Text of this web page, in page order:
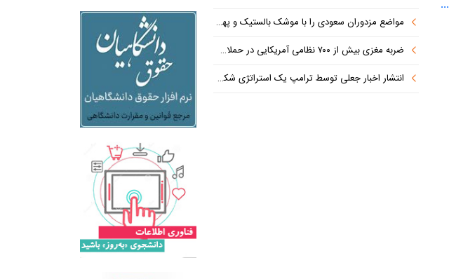
آیا سهمیه اعضای شورای شهر تهران برای جذب 2 نفر بدون در نظر گرفتن مدرک و سابقه کار همانند یک دختر دهه هشتادی را درست می‌دانید؟
مواضع مزدوران سعودی را با موشک بالستیک و پهپاد در هم شکستیم
ضربه مغزی بیش از ۷۰۰ نظامی آمریکایی در حملات ایران
انتشار اخبار جعلی توسط ترامپ یک استراتژی شکست خورده است